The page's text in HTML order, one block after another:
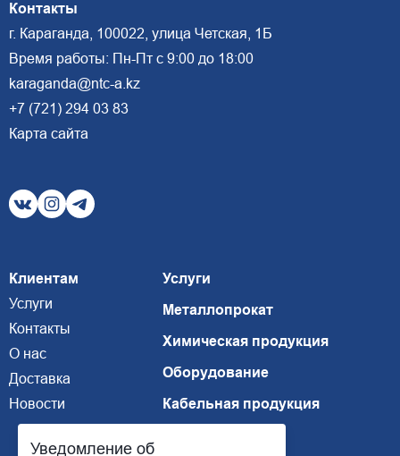
Контакты
г. Караганда, 100022, улица Четская, 1Б
Время работы: Пн-Пт с 9:00 до 18:00
karaganda@ntc-a.kz
+7 (721) 294 03 83
Карта сайта
Клиентам
Услуги
Контакты
О нас
Доставка
Новости
Услуги
Металлопрокат
Химическая продукция
Оборудование
Кабельная продукция
Уведомление об